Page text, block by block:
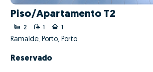
Piso/Apartamento T2
2 1 1
Ramalde, Porto, Porto
Reservado